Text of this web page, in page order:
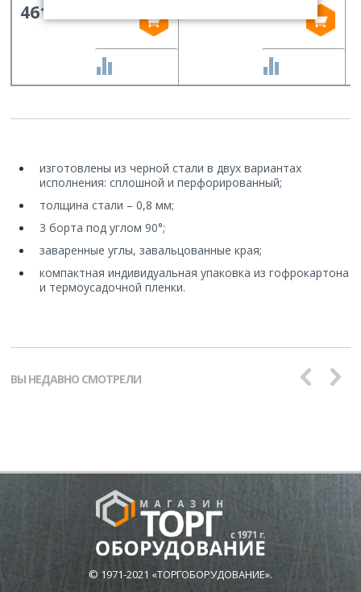
461
изготовлены из черной стали в двух вариантах
исполнения: сплошной и перфорированный;
толщина стали – 0,8 мм;
3 борта под углом 90°;
заваренные углы, завальцованные края;
компактная индивидуальная упаковка из гофрокартона
и термоусадочной пленки.
ВЫ НЕДАВНО СМОТРЕЛИ
© 1971-2021 «ТОРГОБОРУДОВАНИЕ».